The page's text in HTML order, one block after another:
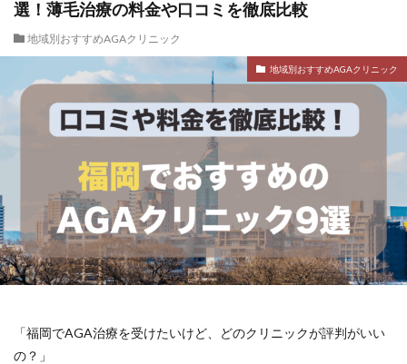
選！薄毛治療の料金や口コミを徹底比較
地域別おすすめAGAクリニック
地域別おすすめAGAクリニック
「福岡でAGA治療を受けたいけど、どのクリニックが評判がいい
の？」